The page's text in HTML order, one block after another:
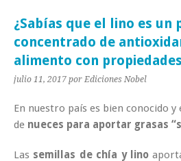
¿Sabías que el lino es un
concentrado de
alimento con
julio 11, 2017 por Ediciones Nobel
En nuestro país es bien conocido
de nueces para aportar grasas
Las semillas de chía y lino